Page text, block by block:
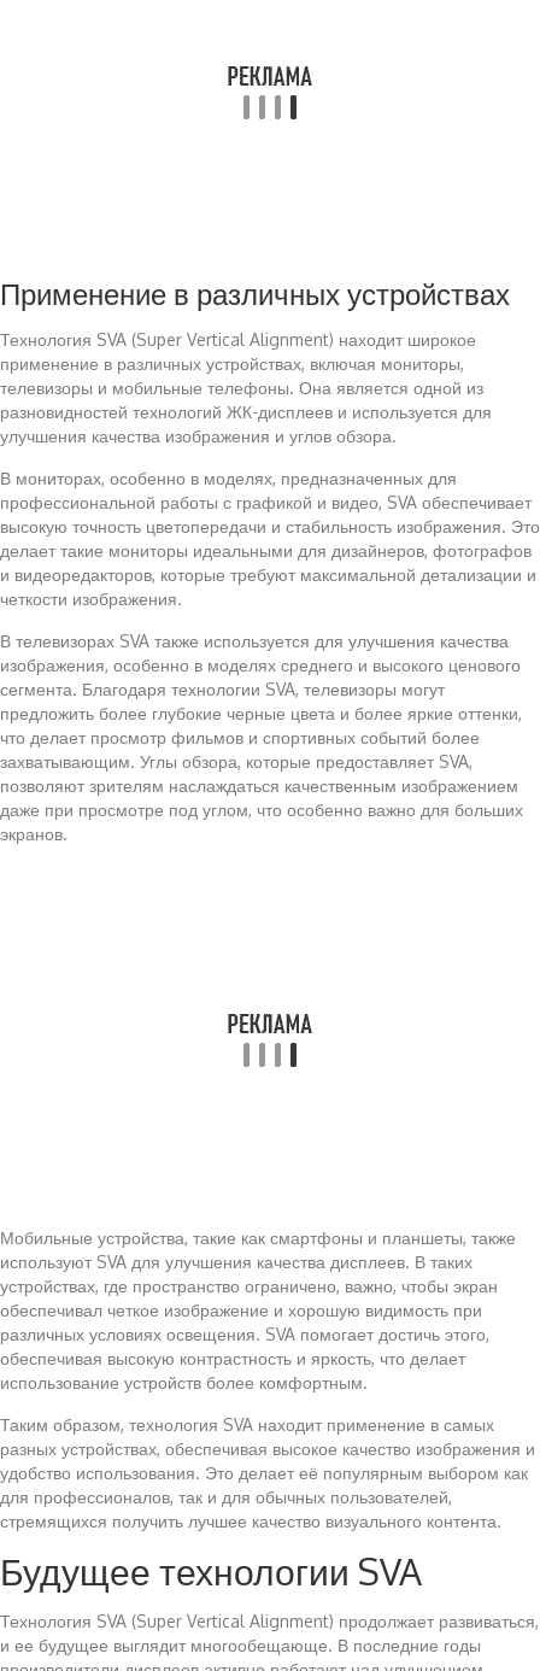
Применение в различных устройствах
Технология SVA (Super Vertical Alignment) находит широкое
применение в различных устройствах, включая мониторы,
телевизоры и мобильные телефоны. Она является одной из
разновидностей технологий ЖК-дисплеев и используется для
улучшения качества изображения и углов обзора.
В мониторах, особенно в моделях, предназначенных для
профессиональной работы с графикой и видео, SVA обеспечивает
высокую точность цветопередачи и стабильность изображения. Это
делает такие мониторы идеальными для дизайнеров, фотографов
и видеоредакторов, которые требуют максимальной детализации и
четкости изображения.
В телевизорах SVA также используется для улучшения качества
изображения, особенно в моделях среднего и высокого ценового
сегмента. Благодаря технологии SVA, телевизоры могут
предложить более глубокие черные цвета и более яркие оттенки,
что делает просмотр фильмов и спортивных событий более
захватывающим. Углы обзора, которые предоставляет SVA,
позволяют зрителям наслаждаться качественным изображением
даже при просмотре под углом, что особенно важно для больших
экранов.
Мобильные устройства, такие как смартфоны и планшеты, также
используют SVA для улучшения качества дисплеев. В таких
устройствах, где пространство ограничено, важно, чтобы экран
обеспечивал четкое изображение и хорошую видимость при
различных условиях освещения. SVA помогает достичь этого,
обеспечивая высокую контрастность и яркость, что делает
использование устройств более комфортным.
Таким образом, технология SVA находит применение в самых
разных устройствах, обеспечивая высокое качество изображения и
удобство использования. Это делает её популярным выбором как
для профессионалов, так и для обычных пользователей,
стремящихся получить лучшее качество визуального контента.
Будущее технологии SVA
Технология SVA (Super Vertical Alignment) продолжает развиваться,
и ее будущее выглядит многообещающе. В последние годы